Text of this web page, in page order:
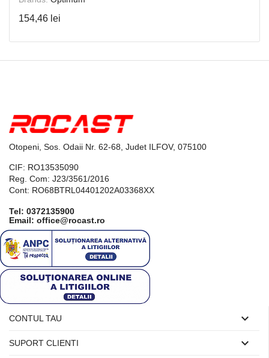
154,46 lei
Otopeni, Sos. Odaii Nr. 62-68, Judet ILFOV, 075100
CIF: RO13535090
Reg. Com: J23/3561/2016
Cont: RO68BTRL04401202A03368XX
Tel: 0372135900
Email: office@rocast.ro
CONTUL TAU 
SUPORT CLIENTI 